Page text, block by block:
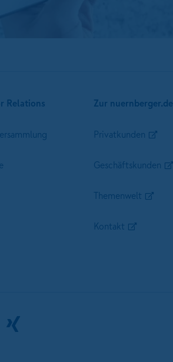
Relations Zur nuernberger.de
Privatkunden
Geschäftskunden
Themenwelt
Kontakt